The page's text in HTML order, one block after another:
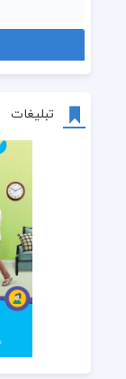
تبلیغات